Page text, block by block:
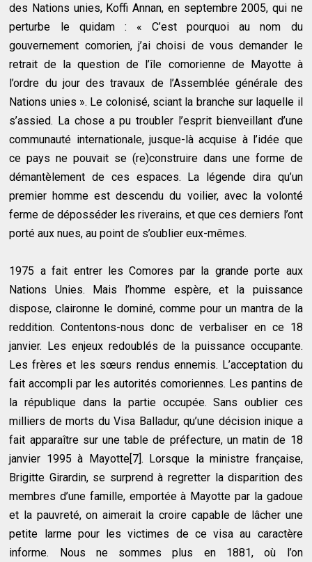
des Nations unies, Koffi Annan, en septembre 2005, qui ne
perturbe le quidam : « C’est pourquoi au nom du
gouvernement comorien, j’ai choisi de vous demander le
retrait de la question de l’île comorienne de Mayotte à
l’ordre du jour des travaux de l’Assemblée générale des
Nations unies ». Le colonisé, sciant la branche sur laquelle il
s’assied. La chose a pu troubler l’esprit bienveillant d’une
communauté internationale, jusque-là acquise à l’idée que
ce pays ne pouvait se (re)construire dans une forme de
démantèlement de ces espaces. La légende dira qu’un
premier homme est descendu du voilier, avec la volonté
ferme de déposséder les riverains, et que ces derniers l’ont
porté aux nues, au point de s’oublier eux-mêmes.
1975 a fait entrer les Comores par la grande porte aux
Nations Unies. Mais l’homme espère, et la puissance
dispose, claironne le dominé, comme pour un mantra de la
reddition. Contentons-nous donc de verbaliser en ce 18
janvier. Les enjeux redoublés de la puissance occupante.
Les frères et les sœurs rendus ennemis. L’acceptation du
fait accompli par les autorités comoriennes. Les pantins de
la république dans la partie occupée. Sans oublier ces
milliers de morts du Visa Balladur, qu’une décision inique a
fait apparaître sur une table de préfecture, un matin de 18
janvier 1995 à Mayotte[7]. Lorsque la ministre française,
Brigitte Girardin, se surprend à regretter la disparition des
membres d’une famille, emportée à Mayotte par la gadoue
et la pauvreté, on aimerait la croire capable de lâcher une
petite larme pour les victimes de ce visa au caractère
informe. Nous ne sommes plus en 1881, où l’on